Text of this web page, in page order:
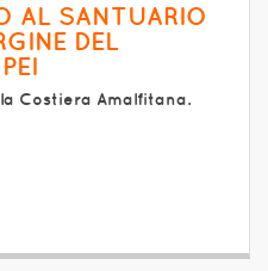
AL SANTUARIO
DEL
Costiera Amalfitana.